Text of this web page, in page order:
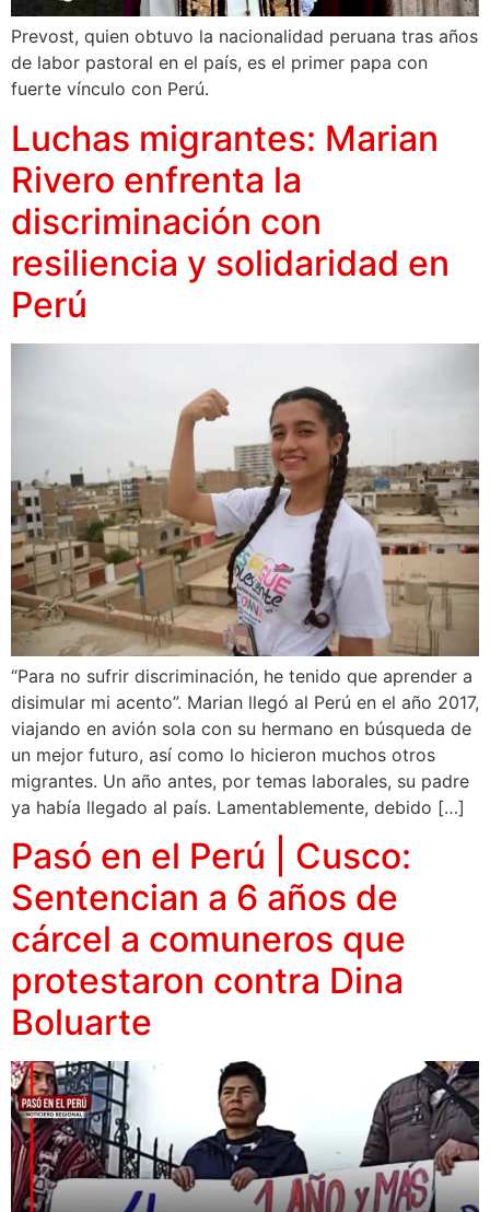
Prevost, quien obtuvo la nacionalidad peruana tras años
de labor pastoral en el país, es el primer papa con
fuerte vínculo con Perú.
Luchas migrantes: Marian
Rivero enfrenta la
discriminación con
resiliencia y solidaridad en
Perú
“Para no sufrir discriminación, he tenido que aprender a
disimular mi acento”. Marian llegó al Perú en el año 2017,
viajando en avión sola con su hermano en búsqueda de
un mejor futuro, así como lo hicieron muchos otros
migrantes. Un año antes, por temas laborales, su padre
ya había llegado al país. Lamentablemente, debido […]
Pasó en el Perú | Cusco:
Sentencian a 6 años de
cárcel a comuneros que
protestaron contra Dina
Boluarte